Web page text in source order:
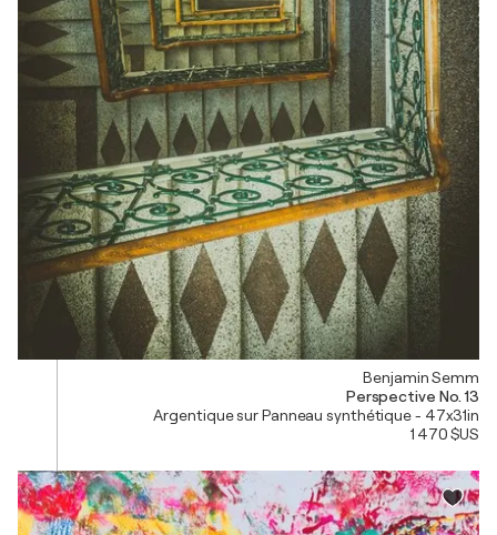
Benjamin Semm
Perspective No. 13
Argentique sur Panneau synthétique - 47x31in
1 470 $US